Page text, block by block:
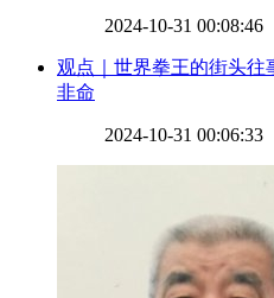
2024-10-31 00:08:46
观点｜世界拳王的街头往
非命
2024-10-31 00:06:33